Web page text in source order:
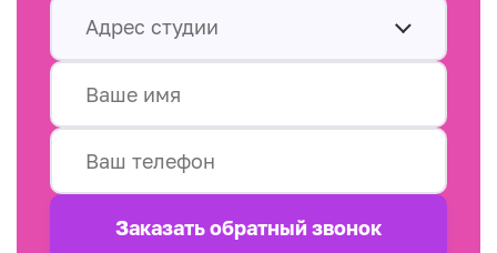
Адрес студии
Заказать обратный звонок